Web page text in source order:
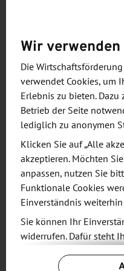
Das sortenreine
Ausgangsstoffe
weiter.“ Als Rezyklat
Feinmehl aus den
sogenannten
verwendete
existierte zwar
optimierte diese im
umfassend weiter.
Prozessstabilität
der Verschleiß
Verfahrens können
wirtschaftlich
Wir
Die Wirtschaftsförderung
verwendet Cookies, um
Erlebnis zu bieten. Dazu
Betrieb der Seite
lediglich zu anonymen
Klicken Sie auf „Alle
akzeptieren. Möchten
anpassen, nutzen Sie
Funktionale Cookies
Einverständnis
Sie können Ihr
widerrufen. Dafür steht
Verfügung.